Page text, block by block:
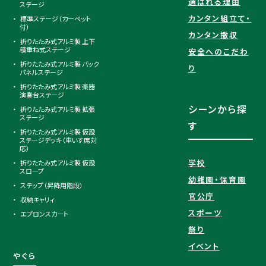
ステージ
標準ステージ（カーペット
付）
折りたたみ式アルミ製 上下
積重ね式ステージ
折りたたみ式アルミ製 バック
パネルステージ
折りたたみ式アルミ製 楽器
演奏台ステージ
折りたたみ式アルミ製 拡張
ステージ
折りたたみ式アルミ製 仮設
ステージデッキ（車いす席対
応）
折りたたみ式アルミ製 仮設
スロープ
ステップ（昇降用階段）
収納キャリィ
エプロンスカート
やぐら
カンタン組立て・
カンタン撤収
安全へのこだわ
り
シーンから探
す
学校
幼稚園・保育園
官公庁
スポーツ
祭り
イベント